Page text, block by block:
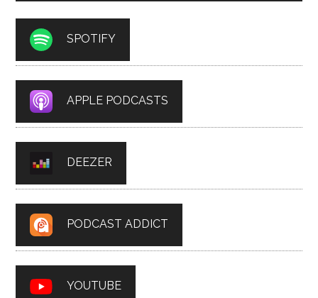
SPOTIFY
APPLE PODCASTS
DEEZER
PODCAST ADDICT
YOUTUBE